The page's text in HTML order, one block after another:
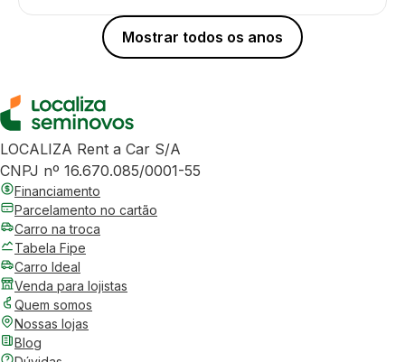
Mostrar todos os anos
LOCALIZA Rent a Car S/A
CNPJ nº 16.670.085/0001-55
Financiamento
Parcelamento no cartão
Carro na troca
Tabela Fipe
Carro Ideal
Venda para lojistas
Quem somos
Nossas lojas
Blog